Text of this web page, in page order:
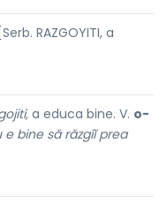
RAZGOYITI, a
a educa bine. V. o-
e bine să răzgîĭ prea